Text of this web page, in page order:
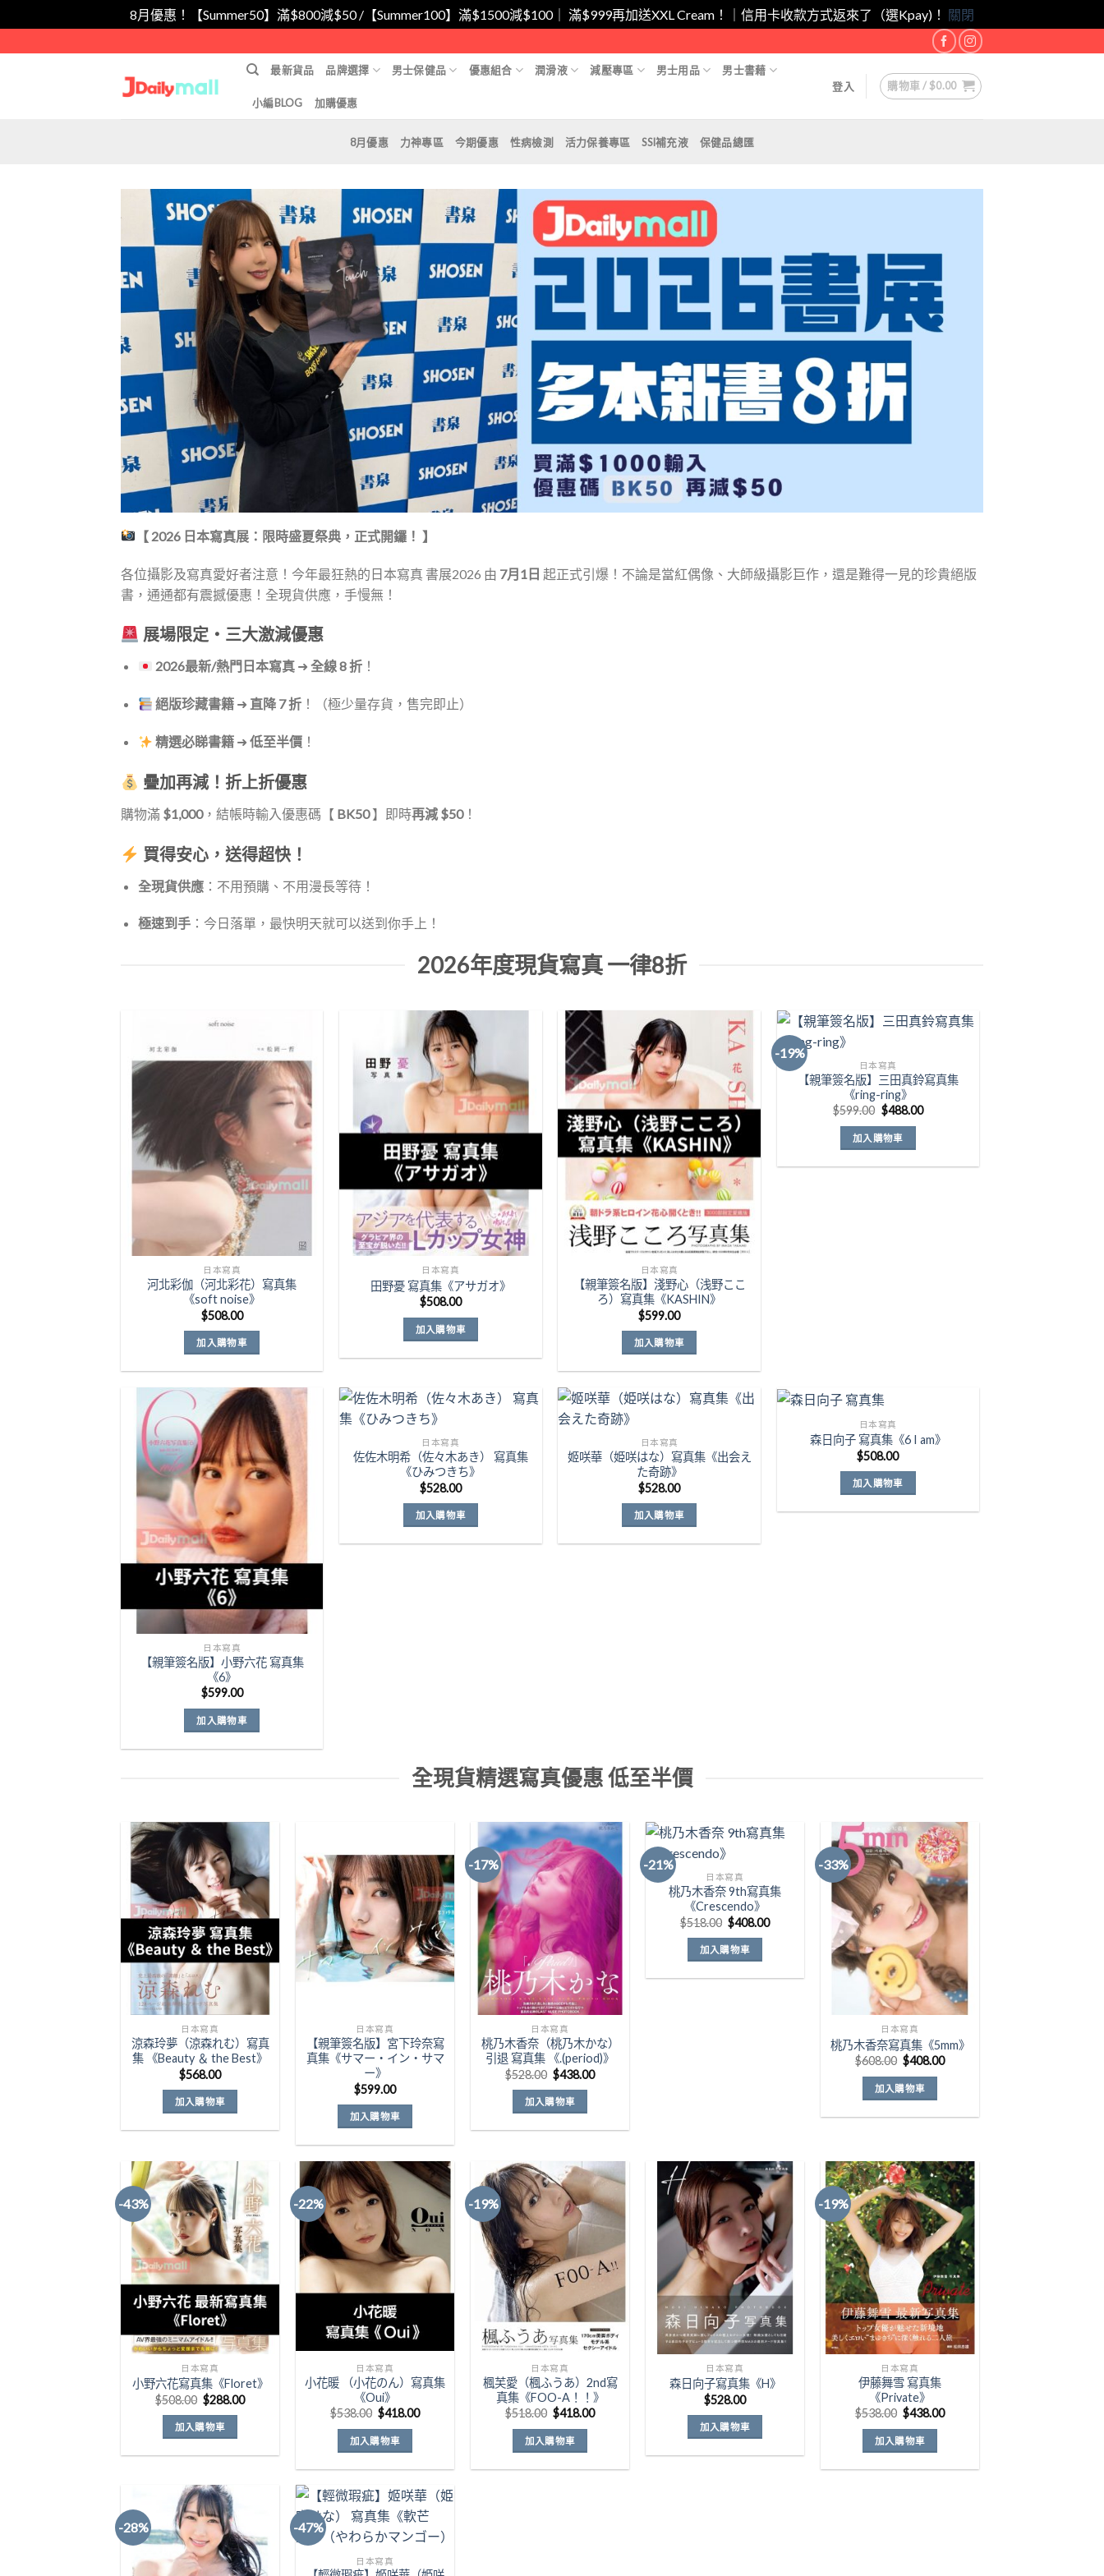
8月優惠！【Summer50】滿$800減$50 /【Summer100】滿$1500減$100｜ 滿$999再加送XXL Cream！｜信用卡收款方式返來了（選Kpay)！ 關閉
to
最新貨品 品牌選擇 男士保健品 優惠組合 潤滑液 減壓專區 男士用品 男士書藉
小編BLOG 加購優惠
登入 購物車 /$0.00
8月優惠 力神專區 今期優惠 性病檢測 活力保養專區 SSI補充液 保健品總匯
【 2026 日本寫真展：限時盛夏祭典，正式開鑼！ 】
各位攝影及寫真愛好者注意！今年最狂熱的日本寫真 書展2026 由 7月1日 起正式引爆！不論是當紅偶像、大師級攝影巨作，還是難得一見的珍貴絕版
書，通通都有震撼優惠！全現貨供應，手慢無！
展場限定・三大激減優惠
2026最新/熱門日本寫真 ➜全線 8 折 ！
絕版珍藏書籍 ➜ 直降 7 折 ！（極少量存貨，售完即止）
精選必睇書籍 ➜低至半價 ！
疊加再減！折上折優惠
購物滿 $1,000，結帳時輸入優惠碼【 BK50】即時再減 $50！
買得安心，送得超快！
全現貨供應：不用預購、不用漫長等待！
極速到手：今日落單，最快明天就可以送到你手上！
2026年度現貨寫真 一律8折
Add to
Wishlist
日本寫真
河北彩伽（河北彩花）寫真集
《soft noise》
$508.00
加入購物車
Add to
Wishlist
日本寫真
田野憂 寫真集《アサガオ》
$508.00
加入購物車
Add to
Wishlist
日本寫真
【親筆簽名版】淺野心（浅野ここ
ろ）寫真集《KASHIN》
$599.00
加入購物車
-19%
Add to
日本寫真
【親筆簽名版】三田真鈴寫真集
《ring-ring》
$599.00 原
始
價
格：
$488.00目
加入購物車
Add to
Wishlist
日本寫真
【親筆簽名版】小野六花 寫真集
《6》
$599.00
加入購物車
Add to
日本寫真
佐佐木明希（佐々木あき） 寫真集
《ひみつきち》
$528.00
加入購物車
Add to
日本寫真
姬咲華（姫咲はな）寫真集《出会え
た奇跡》
$528.00
加入購物車
日本寫真
森日向子 寫真集《6 I am》
$508.00
加入購物車
全現貨精選寫真優惠 低至半價
Add to
Wishlist
日本寫真
涼森玲夢（涼森れむ）寫真
集 《Beauty ＆ the Best》
$568.00
加入購物車
Add to
Wishlist
日本寫真
【親筆簽名版】宮下玲奈寫
真集《サマー・イン・サマ
ー》
$599.00
加入購物車
-17%
Add to
Wishlist
日本寫真
桃乃木香奈（桃乃木かな）
引退 寫真集 《.(period)》
$528.00 原
始
價
格：
$438.00目
加入購物車
-21%
Add to
Wishlist
日本寫真
桃乃木香奈 9th寫真集
《Crescendo》
$518.00 原
始
價
格：
$408.00目
加入購物車
-33%
Add to
Wishlist
日本寫真
桃乃木香奈寫真集《5mm》
$608.00 原
始
價
格：
$408.00目
加入購物車
-43%
Add to
Wishlist
日本寫真
小野六花寫真集《Floret》
$508.00 原
始
價
格：
$288.00目
加入購物車
-22%
Add to
日本寫真
小花暖 （小花のん）寫真集
《Oui》
$538.00 原
始
價
格：
$418.00目
加入購物車
-19%
Wishlist
日本寫真
楓芙愛（楓ふうあ）2nd寫
真集《FOO-A！！》
$518.00 原
始
價
格：
$418.00目
$418.00。
加入購物車
Add to
Wishlist
日本寫真
森日向子寫真集《H》
$528.00
加入購物車
-19%
Add to
Wishlist
日本寫真
伊藤舞雪 寫真集
《Private》
$538.00 原
始
價
格：
$438.00目
加入購物車
-28%
Add to
Wishlist
-47%
Wishlist
日本寫真